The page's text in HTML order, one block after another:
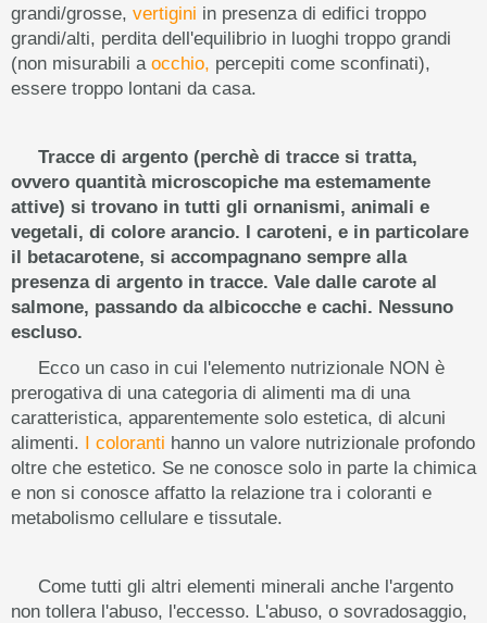
grandi/grosse, vertigini in presenza di edifici troppo
grandi/alti, perdita dell'equilibrio in luoghi troppo grandi
(non misurabili a occhio, percepiti come sconfinati),
essere troppo lontani da casa.
Tracce di argento (perchè di tracce si tratta,
ovvero quantità microscopiche ma estemamente
attive) si trovano in tutti gli ornanismi, animali e
vegetali, di colore arancio. I caroteni, e in particolare
il betacarotene, si accompagnano sempre alla
presenza di argento in tracce. Vale dalle carote al
salmone, passando da albicocche e cachi. Nessuno
escluso.
Ecco un caso in cui l'elemento nutrizionale NON è
prerogativa di una categoria di alimenti ma di una
caratteristica, apparentemente solo estetica, di alcuni
alimenti. I coloranti hanno un valore nutrizionale profondo
oltre che estetico. Se ne conosce solo in parte la chimica
e non si conosce affatto la relazione tra i coloranti e
metabolismo cellulare e tissutale.
Come tutti gli altri elementi minerali anche l'argento
non tollera l'abuso, l'eccesso. L'abuso, o sovradosaggio,